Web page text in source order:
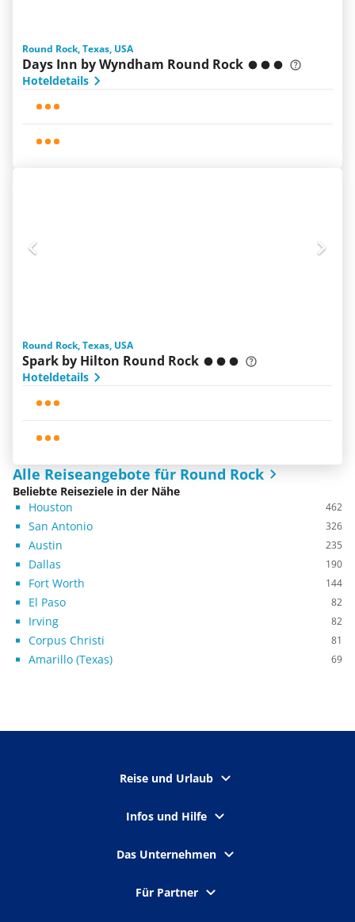
Round Rock, Texas, USA
Days Inn by Wyndham Round Rock
Hoteldetails
Round Rock, Texas, USA
Spark by Hilton Round Rock
Hoteldetails
Alle Reiseangebote für Round Rock
Beliebte Reiseziele in der Nähe
Houston
462
San Antonio 326
Austin 235
Dallas 190
Fort Worth 144
El Paso 82
Irving 82
Corpus Christi 81
Amarillo (Texas) 69
Reise und Urlaub
Infos und Hilfe
Das Unternehmen
Für Partner